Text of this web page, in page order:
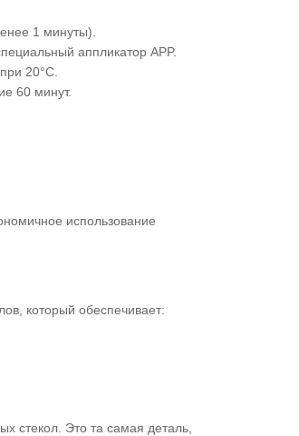
1 минуты).
аппликатор APP.
20°C.
60 минут.
использование
который обеспечивает:
стекол. Это та самая деталь,